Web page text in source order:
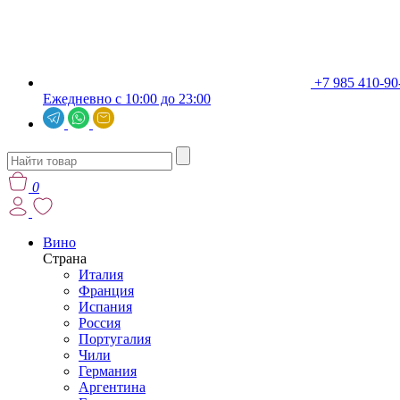
+7 985 410-
Ежедневно с 10:00 до 23:00
0
Вино
Страна
Италия
Франция
Испания
Россия
Португалия
Чили
Германия
Аргентина